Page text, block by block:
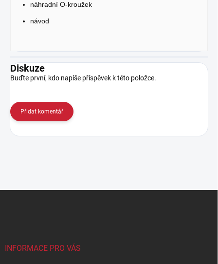
náhradní O-kroužek
návod
Diskuze
Buďte první, kdo napíše příspěvek k této položce.
Přidat komentář
INFORMACE PRO VÁS